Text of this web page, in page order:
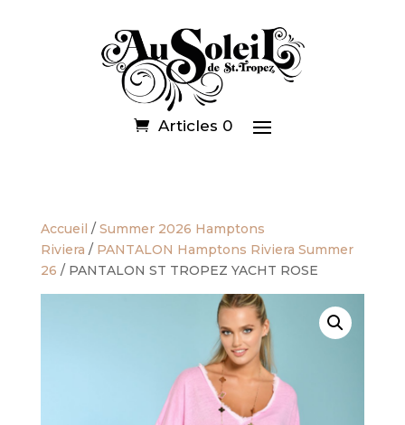
Articles 0
Accueil / Summer 2026 Hamptons
Riviera / PANTALON Hamptons Riviera Summer
26 / PANTALON ST TROPEZ YACHT ROSE